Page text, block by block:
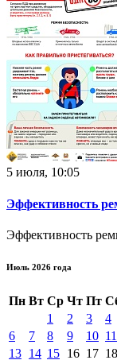
5 июля, 10:05
Эффективность
Эффективность
Июль 2026 года
Пн Вт Ср Чт Пт
1
2 3 4
6
7 8 9 10 11
13 14 15 16 17 18